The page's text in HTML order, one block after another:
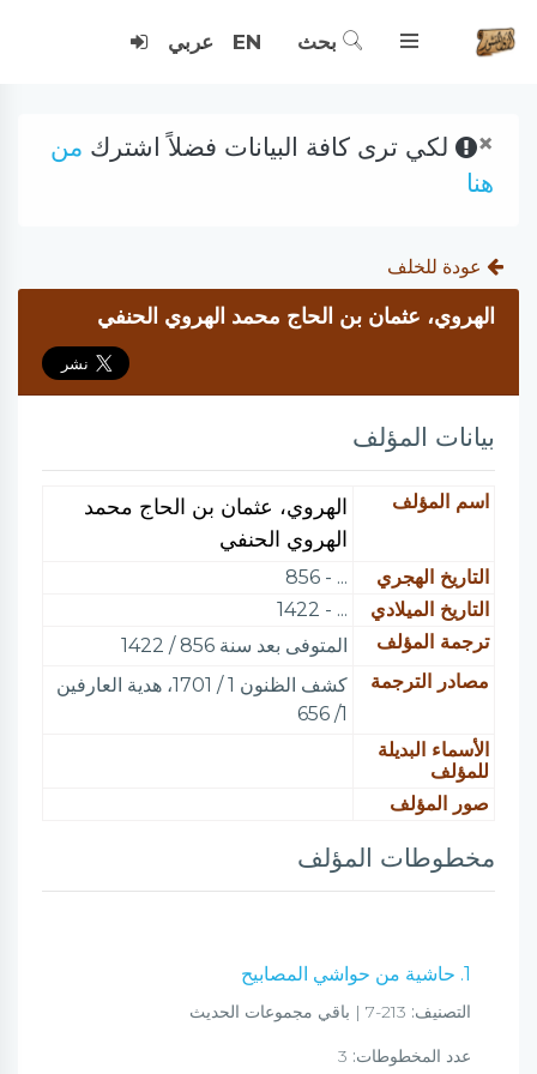
بحث EN عربي
× لكي ترى كافة البيانات فضلاً اشترك من
هنا
عودة للخلف
الهروي، عثمان بن الحاج محمد الهروي الحنفي
بيانات المؤلف
اسم المؤلف
الهروي، عثمان بن الحاج محمد
الهروي الحنفي
التاريخ الهجري
... - 856
التاريخ الميلادي
... - 1422
ترجمة المؤلف
المتوفى بعد سنة 856 / 1422
مصادر الترجمة
كشف الظنون 1 / 1701، هدية العارفين
1/ 656
الأسماء البديلة
للمؤلف
صور المؤلف
مخطوطات المؤلف
1. حاشية من حواشي المصابيح
التصنيف:
عدد المخطوطات: